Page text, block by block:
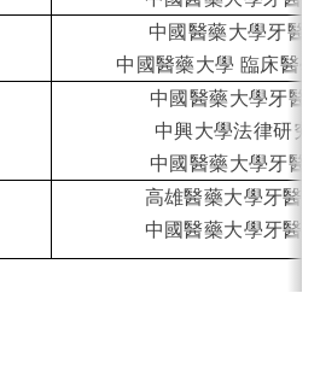
中國醫藥大學牙醫
中國醫藥大學 臨床醫
中國醫藥大學牙醫
中興大學法律研究
中國醫藥大學牙醫
高雄醫藥大學牙醫
中國醫藥大學牙醫